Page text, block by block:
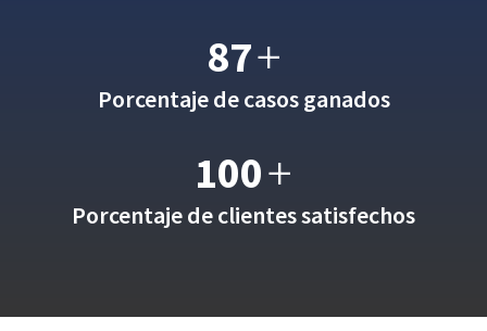
87+
Porcentaje de casos ganados
100+
Porcentaje de clientes satisfechos